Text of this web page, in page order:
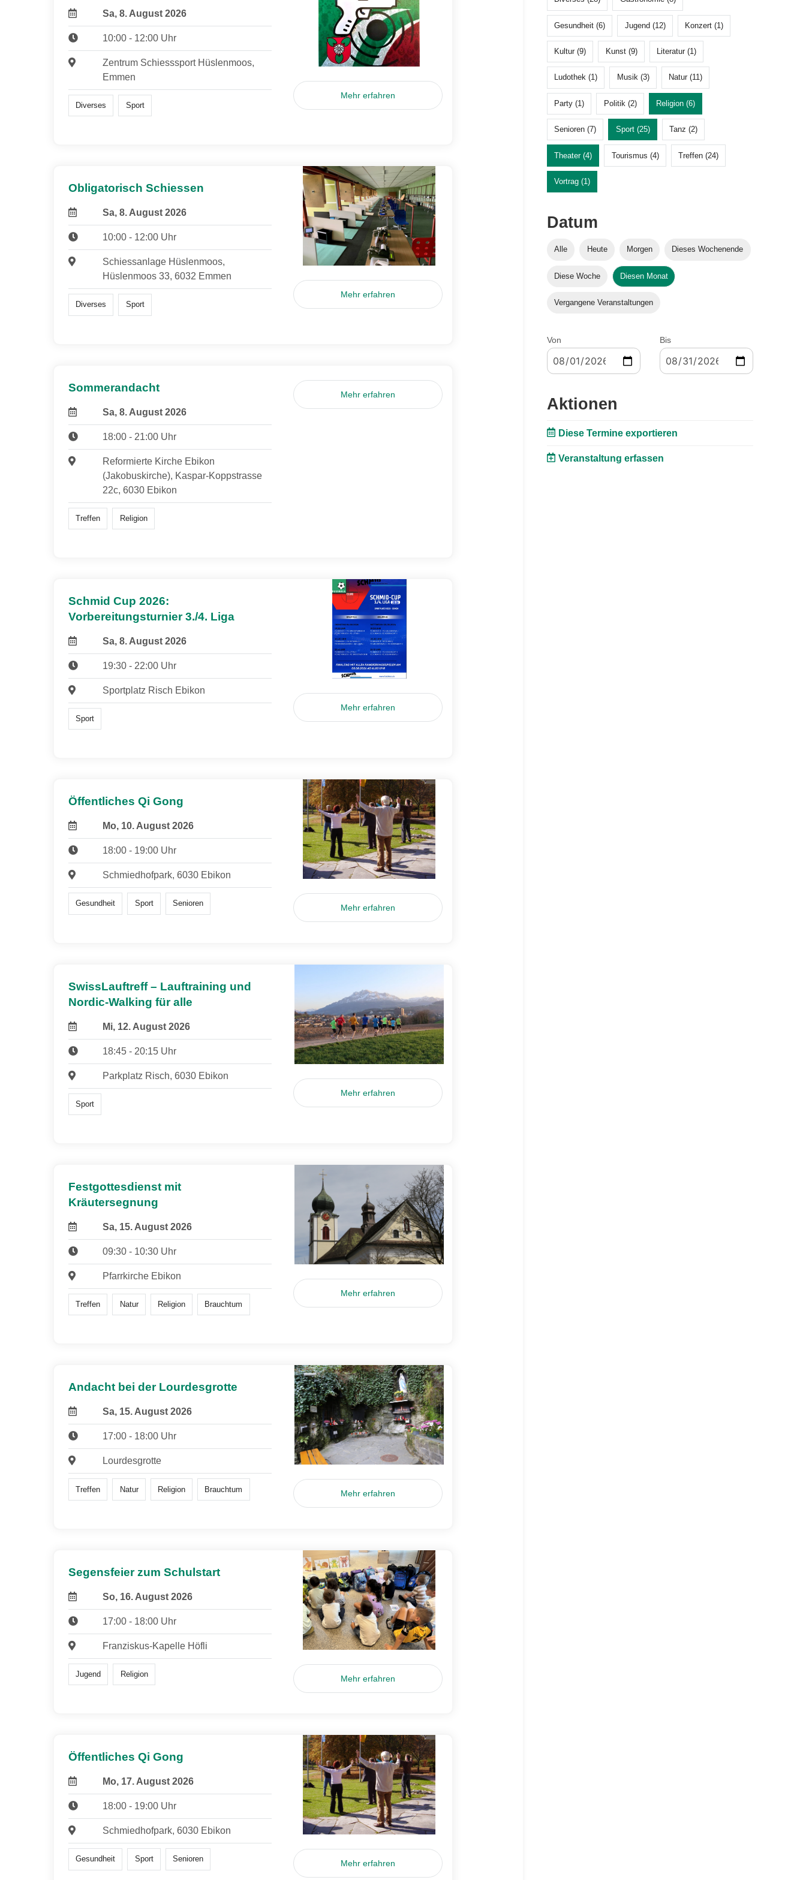
Sa, 8. August 2026
10:00 - 12:00 Uhr
Zentrum Schiesssport Hüslenmoos,
Emmen
Diverses Sport
Mehr erfahren
Obligatorisch Schiessen
Sa, 8. August 2026
10:00 - 12:00 Uhr
Schiessanlage Hüslenmoos,
Hüslenmoos 33, 6032 Emmen
Diverses Sport
Mehr erfahren
Sommerandacht
Sa, 8. August 2026
18:00 - 21:00 Uhr
Reformierte Kirche Ebikon
(Jakobuskirche), Kaspar-Koppstrasse
22c, 6030 Ebikon
Treffen Religion
Mehr erfahren
Schmid Cup 2026:
Vorbereitungsturnier 3./4. Liga
Sa, 8. August 2026
19:30 - 22:00 Uhr
Sportplatz Risch Ebikon
Sport
Mehr erfahren
Öffentliches Qi Gong
Mo, 10. August 2026
18:00 - 19:00 Uhr
Schmiedhofpark, 6030 Ebikon
Gesundheit Sport Senioren Mehr erfahren
SwissLauftreff – Lauftraining und
Nordic-Walking für alle
Mi, 12. August 2026
18:45 - 20:15 Uhr
Parkplatz Risch, 6030 Ebikon
Sport
Mehr erfahren
Festgottesdienst mit
Kräutersegnung
Sa, 15. August 2026
09:30 - 10:30 Uhr
Pfarrkirche Ebikon
Treffen Natur Religion Brauchtum
Mehr erfahren
Andacht bei der Lourdesgrotte
Sa, 15. August 2026
17:00 - 18:00 Uhr
Lourdesgrotte
Treffen Natur Religion Brauchtum Mehr erfahren
Segensfeier zum Schulstart
So, 16. August 2026
17:00 - 18:00 Uhr
Franziskus-Kapelle Höfli
Jugend Religion Mehr erfahren
Öffentliches Qi Gong
Mo, 17. August 2026
18:00 - 19:00 Uhr
Schmiedhofpark, 6030 Ebikon
Gesundheit Sport Senioren Mehr erfahren
Gesundheit (6) Jugend (12) Konzert (1)
Kultur (9) Kunst (9) Literatur (1)
Ludothek (1) Musik (3) Natur (11)
Party (1) Politik (2) Religion (6)
Senioren (7) Sport (25) Tanz (2)
Theater (4) Tourismus (4) Treffen (24)
Vortrag (1)
Datum
Alle Heute Morgen Dieses Wochenende
Diese Woche Diesen Monat
Vergangene Veranstaltungen
Von Bis
Aktionen
Diese Termine exportieren
Veranstaltung erfassen